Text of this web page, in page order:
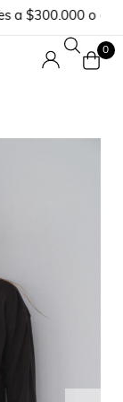
a $300.000 o en
0